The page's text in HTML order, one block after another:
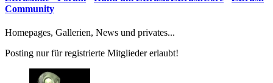
Community
Homepages, Gallerien, News und privates...
Posting nur für registrierte Mitglieder erlaubt!